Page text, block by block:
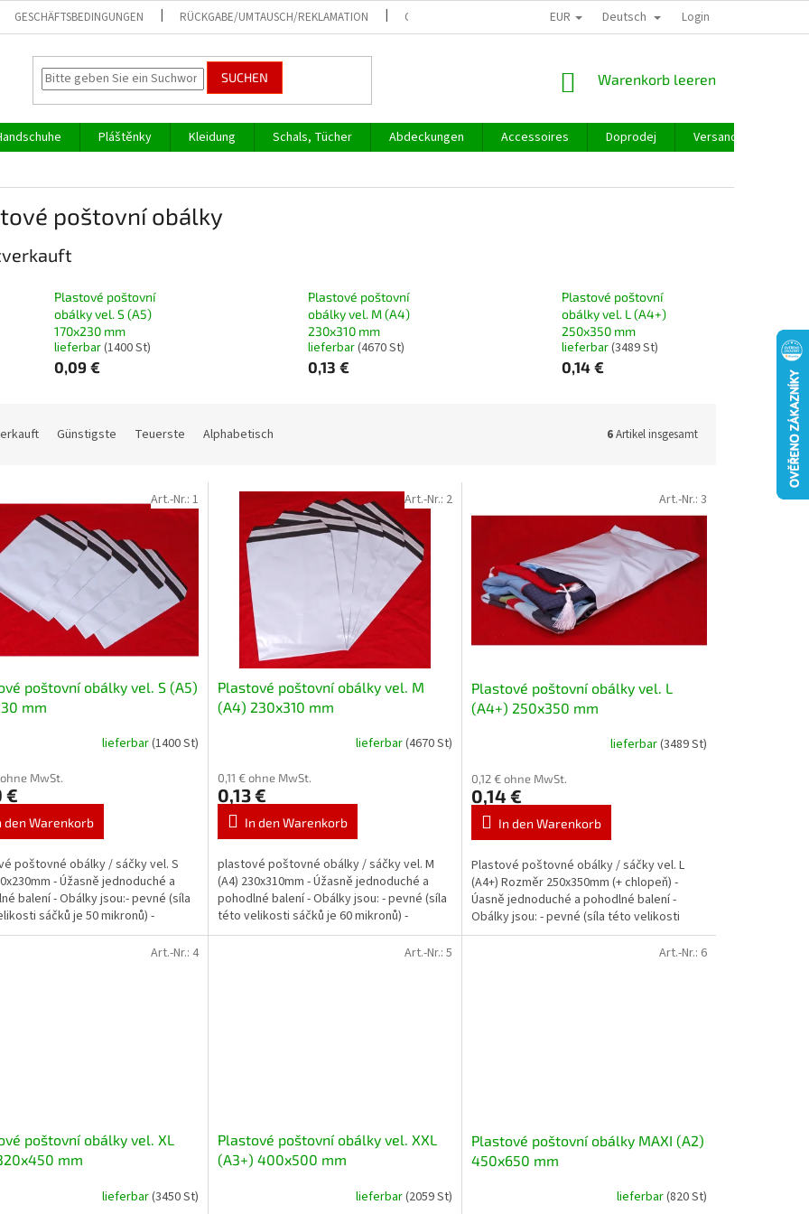
GESCHÄFTSBEDINGUNGEN RÜCKGABE/UMTAUSCH/REKLAMATION GROSSHANDEL EUR Deutsch Login
SUCHEN WARENKORB
Warenkorb leeren
Pláštěnky Kleidung Schals, Tücher Abdeckungen Accessoires Doprodej Versand und Zahlung
poštovní obálky
Plastové poštovní
obálky vel. S (A5)
170x230 mm
lieferbar(1400 St)
0,09 €
Plastové poštovní
obálky vel. M (A4)
230x310 mm
lieferbar(4670 St)
0,13 €
Plastové poštovní
obálky vel. L (A4+)
250x350 mm
lieferbar(3489 St)
0,14 €
Günstigste Teuerste Alphabetisch 6Artikel insgesamt
poštovní obálky vel. S (A5)
mm
lieferbar(1400 St)
MwSt.
€
den Warenkorb
poštovné obálky / sáčky vel. S
- Úžasně jednoduché a
balení - Obálky jsou:- pevné (síla
sáčků je 50 mikronů) -
...
Art.-Nr.: 1
Plastové poštovní obálky vel. M
(A4) 230x310 mm
lieferbar(4670 St)
0,11 € ohne MwSt.
0,13 €
In den Warenkorb
plastové poštovné obálky / sáčky vel. M
(A4) 230x310mm - Úžasně jednoduché a
pohodlné balení - Obálky jsou: - pevné (síla
této velikosti sáčků je 60 mikronů) -
samolepící-...
Art.-Nr.: 2
Plastové poštovní obálky vel. L
(A4+) 250x350 mm
lieferbar(3489 St)
0,12 € ohne MwSt.
0,14 €
In den Warenkorb
Plastové poštovné obálky / sáčky vel. L
(A4+) Rozměr 250x350mm (+ chlopeň) -
Úasně jednoduché a pohodlné balení -
Obálky jsou: - pevné (síla této velikosti
sáčků je 60...
Art.-Nr.: 3
poštovní obálky vel. XL
mm
lieferbar(3450 St)
Art.-Nr.: 4
Plastové poštovní obálky vel. XXL
(A3+) 400x500 mm
lieferbar(2059 St)
Art.-Nr.: 5
Plastové poštovní obálky MAXI (A2)
450x650 mm
lieferbar(820 St)
Art.-Nr.: 6